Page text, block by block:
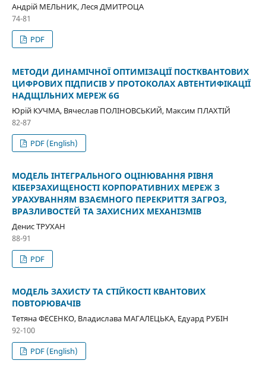
Андрій МЕЛЬНИК, Леся ДМИТРОЦА
74-81
PDF
МЕТОДИ ДИНАМІЧНОЇ ОПТИМІЗАЦІЇ ПОСТКВАНТОВИХ
ЦИФРОВИХ ПІДПИСІВ У ПРОТОКОЛАХ АВТЕНТИФІКАЦІЇ
НАДЩІЛЬНИХ МЕРЕЖ 6G
Юрій КУЧМА, Вячеслав ПОЛІНОВСЬКИЙ, Максим ПЛАХТІЙ
82-87
PDF (English)
МОДЕЛЬ ІНТЕГРАЛЬНОГО ОЦІНЮВАННЯ РІВНЯ
КІБЕРЗАХИЩЕНОСТІ КОРПОРАТИВНИХ МЕРЕЖ З
УРАХУВАННЯМ ВЗАЄМНОГО ПЕРЕКРИТТЯ ЗАГРОЗ,
ВРАЗЛИВОСТЕЙ ТА ЗАХИСНИХ МЕХАНІЗМІВ
Денис ТРУХАН
88-91
PDF
МОДЕЛЬ ЗАХИСТУ ТА СТІЙКОСТІ КВАНТОВИХ
ПОВТОРЮВАЧІВ
Тетяна ФЕСЕНКО, Владислава МАГАЛЕЦЬКА, Едуард РУБІН
92-100
PDF (English)